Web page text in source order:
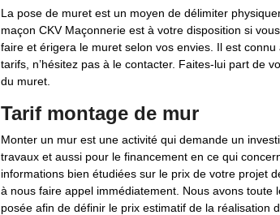
La pose de muret est un moyen de délimiter
maçon CKV Maçonnerie est à votre disposition si
faire et érigera le muret selon vos envies. Il est
tarifs, n’hésitez pas à le contacter. Faites-lui part de
du muret.
Tarif montage de mur
Monter un mur est une activité qui demande un
travaux et aussi pour le financement en ce qui
informations bien étudiées sur le prix de votre projet
à nous faire appel immédiatement. Nous avons
posée afin de définir le prix estimatif de la réalisation